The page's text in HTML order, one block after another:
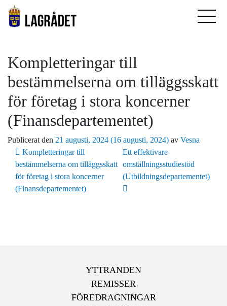
Kompletteringar till
bestämmelserna om tilläggsskatt
för företag i stora koncerner
(Finansdepartementet)
Publicerat den 21 augusti, 2024 (16 augusti, 2024) av Vesna
Inläggsnavigering
Kompletteringar till
bestämmelserna om tilläggsskatt
för företag i stora koncerner
(Finansdepartementet)
Ett effektivare
omställningsstudiestöd
(Utbildningsdepartementet)
YTTRANDEN
REMISSER
FÖREDRAGNINGAR